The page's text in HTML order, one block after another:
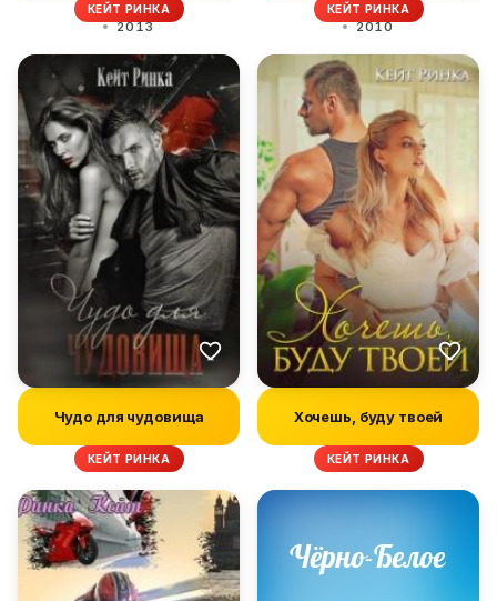
КЕЙТ РИНКА
2013
КЕЙТ РИНКА
2010
Чудо для чудовища
КЕЙТ РИНКА
Хочешь, буду твоей
КЕЙТ РИНКА